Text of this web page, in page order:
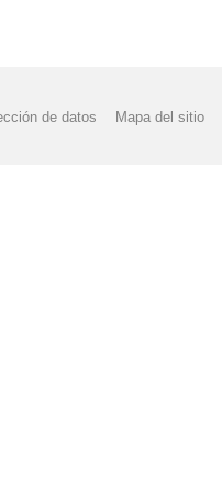
de datos Mapa del sitio